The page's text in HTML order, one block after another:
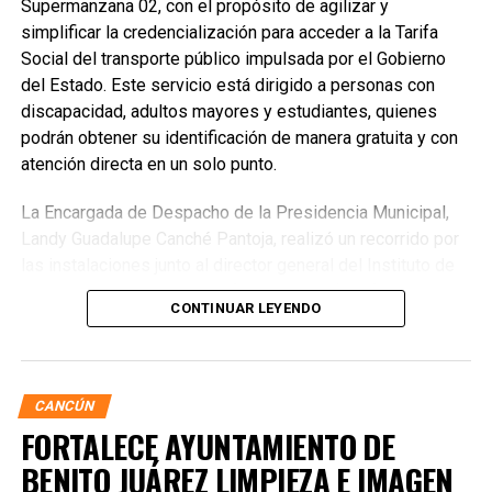
Supermanzana 02, con el propósito de agilizar y
simplificar la credencialización para acceder a la Tarifa
Social del transporte público impulsada por el Gobierno
del Estado. Este servicio está dirigido a personas con
discapacidad, adultos mayores y estudiantes, quienes
podrán obtener su identificación de manera gratuita y con
atención directa en un solo punto.
La Encargada de Despacho de la Presidencia Municipal,
Landy Guadalupe Canché Pantoja, realizó un recorrido por
Movilidad de Quintana Roo (IMOVEQROO), Rafael
Hernández Kotasek, y la titular del IMDAI, Bárbara
CONTINUAR LEYENDO
CANCÚN
FORTALECE AYUNTAMIENTO DE
BENITO JUÁREZ LIMPIEZA E IMAGEN